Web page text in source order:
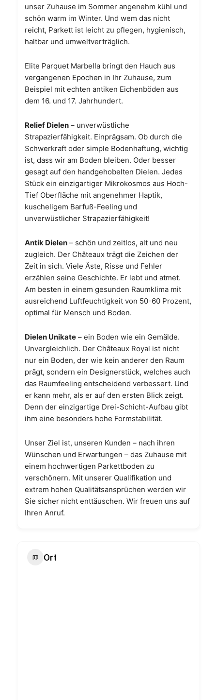
unser Zuhause im Sommer angenehm kühl und
schön warm im Winter. Und wem das nicht
reicht, Parkett ist leicht zu pflegen, hygienisch,
haltbar und umweltverträglich.
Elite Parquet Marbella bringt den Hauch aus
vergangenen Epochen in Ihr Zuhause, zum
Beispiel mit echten antiken Eichenböden aus
dem 16. und 17. Jahrhundert.
Relief Dielen – unverwüstliche
Strapazierfähigkeit. Einprägsam. Ob durch die
Schwerkraft oder simple Bodenhaftung, wichtig
ist, dass wir am Boden bleiben. Oder besser
gesagt auf den handgehobelten Dielen. Jedes
Stück ein einzigartiger Mikrokosmos aus Hoch-
Tief Oberfläche mit angenehmer Haptik,
kuscheligem Barfuß-Feeling und
unverwüstlicher Strapazierfähigkeit!
Antik Dielen – schön und zeitlos, alt und neu
zugleich. Der Châteaux trägt die Zeichen der
Zeit in sich. Viele Äste, Risse und Fehler
erzählen seine Geschichte. Er lebt und atmet.
Am besten in einem gesunden Raumklima mit
ausreichend Luftfeuchtigkeit von 50-60 Prozent,
optimal für Mensch und Boden.
Dielen Unikate – ein Boden wie ein Gemälde.
Unvergleichlich. Der Châteaux Royal ist nicht
nur ein Boden, der wie kein anderer den Raum
prägt, sondern ein Designerstück, welches auch
das Raumfeeling entscheidend verbessert. Und
er kann mehr, als er auf den ersten Blick zeigt.
Denn der einzigartige Drei-Schicht-Aufbau gibt
ihm eine besonders hohe Formstabilität.
Unser Ziel ist, unseren Kunden – nach ihren
Wünschen und Erwartungen – das Zuhause mit
einem hochwertigen Parkettboden zu
verschönern. Mit unserer Qualifikation und
extrem hohen Qualitätsansprüchen werden wir
Sie sicher nicht enttäuschen. Wir freuen uns auf
Ihren Anruf.
Ort